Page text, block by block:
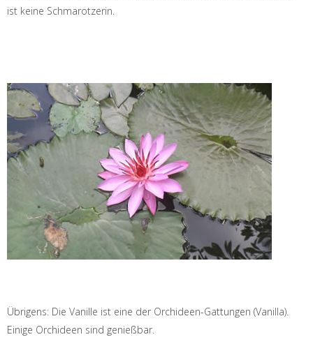
ist keine Schmarotzerin.
Übrigens: Die Vanille ist eine der Orchideen-Gattungen (Vanilla).
Einige Orchideen sind genießbar.